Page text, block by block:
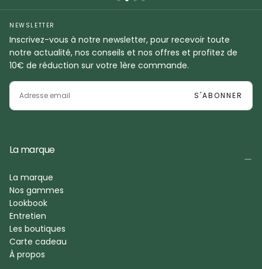
NEWSLETTER
Inscrivez-vous à notre newsletter, pour recevoir toute
notre actualité, nos conseils et nos offres et profitez de
10€ de réduction sur votre 1ère commande.
EMAIL
S'ABONNER
La marque
La marque
Nos gammes
Lookbook
Entretien
Les boutiques
Carte cadeau
À propos